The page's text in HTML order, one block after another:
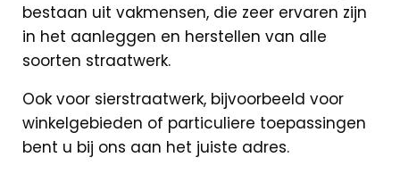
bestaan uit vakmensen, die zeer ervaren zijn
in het aanleggen en herstellen van alle
soorten straatwerk.
Ook voor sierstraatwerk, bijvoorbeeld voor
winkelgebieden of particuliere toepassingen
bent u bij ons aan het juiste adres.